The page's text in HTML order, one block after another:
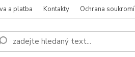
a platba Kontakty Ochrana soukromí